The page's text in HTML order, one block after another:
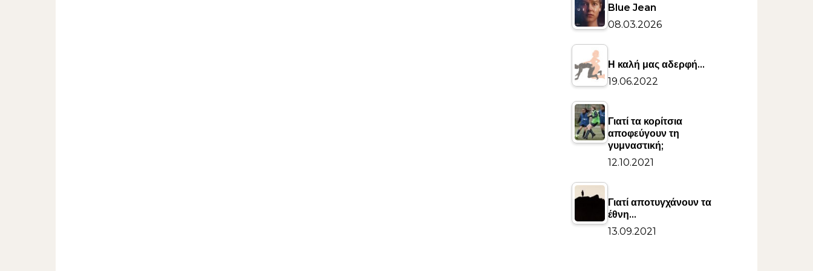
Blue Jean
08.03.2026
Η καλή μας αδερφή…
19.06.2022
Γιατί τα κορίτσια
αποφεύγουν τη
γυμναστική;
12.10.2021
Γιατί αποτυγχάνουν τα
έθνη…
13.09.2021